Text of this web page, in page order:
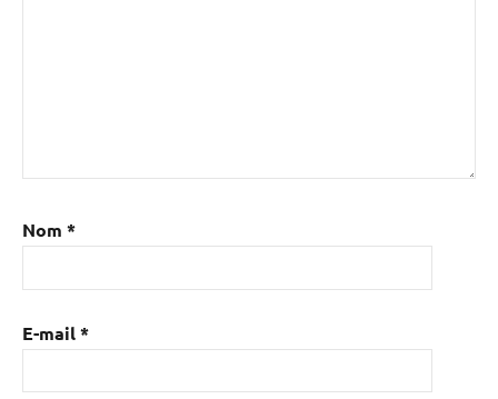
Nom *
E-mail*